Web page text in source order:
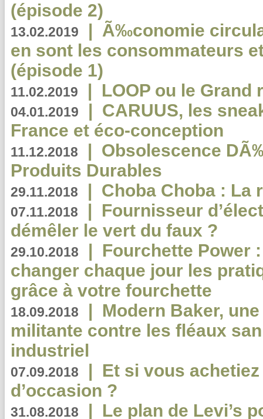
(épisode 2)
13.02.2019 | Ã‰conomie
en sont les consommateurs
(épisode 1)
11.02.2019 | LOOP ou le Grand
04.01.2019 | CARUUS, les
France et éco-conception
11.12.2018 | Obsolescence
Produits Durables
29.11.2018 | Choba Choba : La
07.11.2018 | Fournisseur
démêler le vert du faux ?
29.10.2018 | Fourchette Power
changer chaque jour les
grâce à votre fourchette
18.09.2018 | Modern Baker,
militante contre les fléaux
industriel
07.09.2018 | Et si vous
d’occasion ?
31.08.2018 | Le plan de Levi’s